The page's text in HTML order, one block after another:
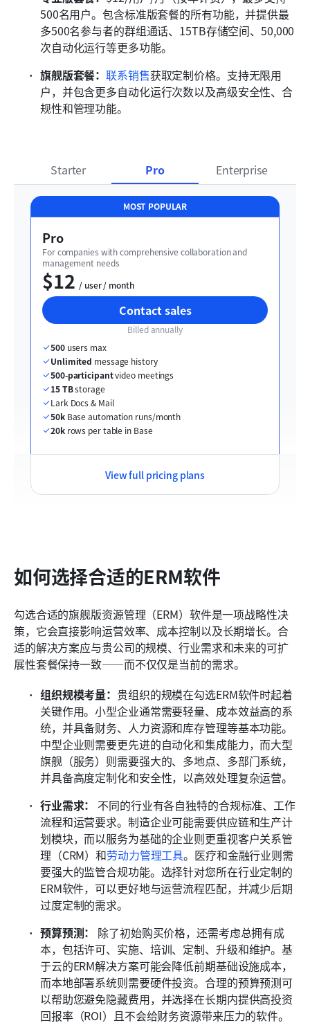
500名用户。包含标准版套餐的所有功能，并提供最
多500名参与者的群组通话、15TB存储空间、50,000
次自动化运行等更多功能。
旗舰版套餐：联系销售获取定制价格。支持无限用
户，并包含更多自动化运行次数以及高级安全性、合
规性和管理功能。
Starter Pro Enterprise
MOST POPULAR
Pro
For companies with comprehensive collaboration and
management needs
$12
  / user / month
Contact sales
Billed annually
500 users max
Unlimited message history
500-participant video meetings
15 TB storage
Lark Docs & Mail
50k Base automation runs/month
20k rows per table in Base
View full pricing plans
如何选择合适的ERM软件
勾选合适的旗舰版资源管理（ERM）软件是一项战略性决
策，它会直接影响运营效率、成本控制以及长期增长。合
适的解决方案应与贵公司的规模、行业需求和未来的可扩
展性套餐保持一致——而不仅仅是当前的需求。
组织规模考量： 贵组织的规模在勾选ERM软件时起着
关键作用。小型企业通常需要轻量、成本效益高的系
统，并具备财务、人力资源和库存管理等基本功能。
中型企业则需要更先进的自动化和集成能力，而大型
旗舰（服务）则需要强大的、多地点、多部门系统，
并具备高度定制化和安全性，以高效处理复杂运营。
行业需求：
不同的行业有各自独特的合规标准、工作
流程和运营要求。制造企业可能需要供应链和生产计
划模块，而以服务为基础的企业则更重视客户关系管
理（CRM）和劳动力管理工具。医疗和金融行业则需
要强大的监管合规功能。选择针对您所在行业定制的
ERM软件，可以更好地与运营流程匹配，并减少后期
过度定制的需求。
预算预测：
除了初始购买价格，还需考虑总拥有成
本，包括许可、实施、培训、定制、升级和维护。基
于云的ERM解决方案可能会降低前期基础设施成本，
而本地部署系统则需要硬件投资。合理的预算预测可
以帮助您避免隐藏费用，并选择在长期内提供高投资
回报率（ROI）且不会给财务资源带来压力的软件。